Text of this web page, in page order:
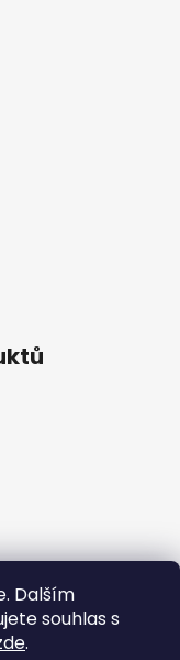
Dalším
souhlas s
.
hvězdiček.